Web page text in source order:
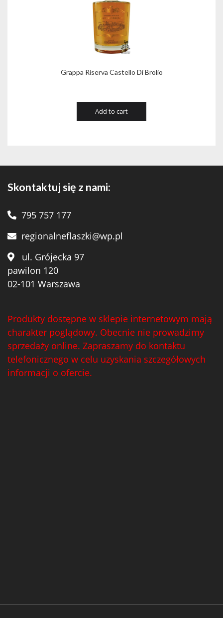
Grappa Riserva Castello Di Brolio
Add to cart
Skontaktuj się z nami:
795 757 177
regionalneflaszki@wp.pl
ul. Grójecka 97
pawilon 120
02-101 Warszawa
Produkty dostępne w sklepie internetowym mają
charakter poglądowy. Obecnie nie prowadzimy
sprzedaży online. Zapraszamy do kontaktu
telefonicznego w celu uzyskania szczegółowych
informacji o ofercie.